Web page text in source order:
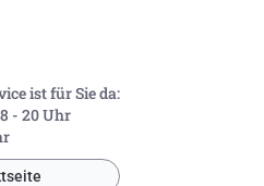
ist für Sie da:
- 20 Uhr